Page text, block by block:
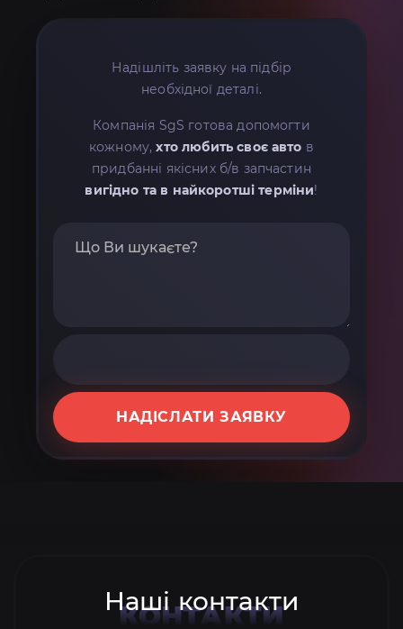
Надішліть заявку на підбір
необхідної деталі.
Компанія SgS готова допомогти
кожному,хто любить своє авто в
придбанні якісних б/в запчастин
вигідно та в найкоротші терміни!
НАДІСЛАТИ ЗАЯВКУ
Наші контакти
КОНТАКТИ